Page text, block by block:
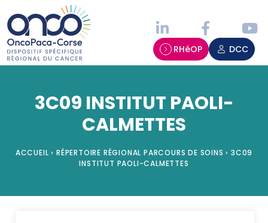
RHéOP DCC
3C09 INSTITUT PAOLI-
CALMETTES
ACCUEIL › RÉPERTOIRE RÉGIONAL PARCOURS DE SOINS › 3C09
INSTITUT PAOLI-CALMETTES
Panneau de gestion des cookies